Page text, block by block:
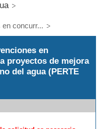
concurr...
en
proyectos de mejora
del agua (PERTE